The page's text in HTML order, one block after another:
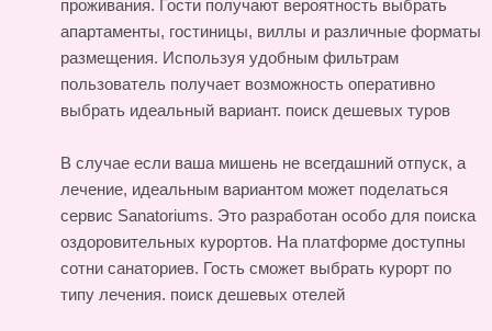
проживания. Гости получают вероятность выбрать
апартаменты, гостиницы, виллы и различные форматы
размещения. Используя удобным фильтрам
пользователь получает возможность оперативно
выбрать идеальный вариант. поиск дешевых туров
В случае если ваша мишень не всегдашний отпуск, а
лечение, идеальным вариантом может поделаться
сервис Sanatoriums. Это разработан особо для поиска
оздоровительных курортов. На платформе доступны
сотни санаториев. Гость сможет выбрать курорт по
типу лечения. поиск дешевых отелей